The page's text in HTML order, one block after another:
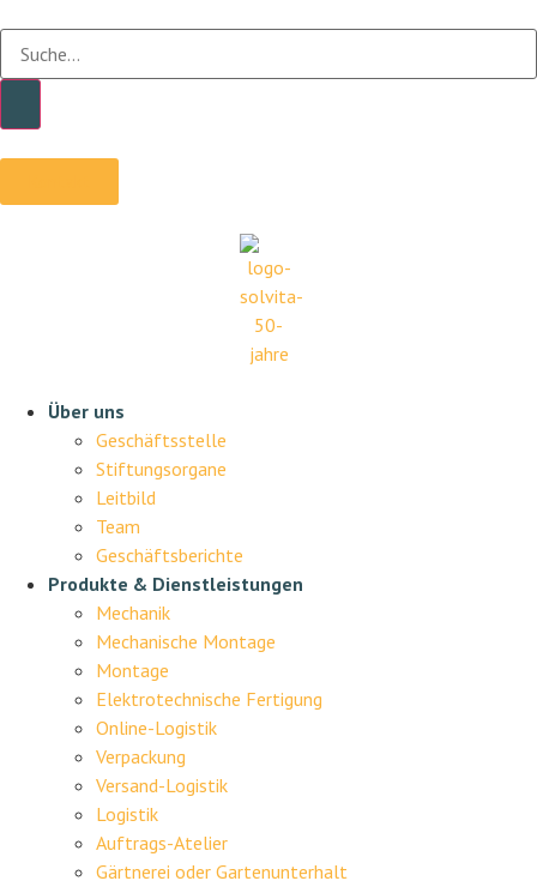
Über uns
Geschäftsstelle
Stiftungsorgane
Leitbild
Team
Geschäftsberichte
Produkte & Dienstleistungen
Mechanik
Mechanische Montage
Montage
Elektrotechnische Fertigung
Online-Logistik
Verpackung
Versand-Logistik
Logistik
Auftrags-Atelier
Gärtnerei oder Gartenunterhalt